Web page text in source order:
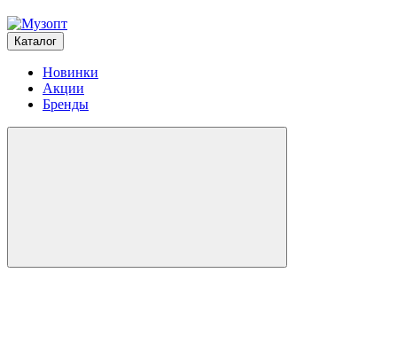
Каталог
Новинки
Акции
Бренды